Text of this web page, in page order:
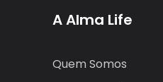
A Alma Life
Quem Somos